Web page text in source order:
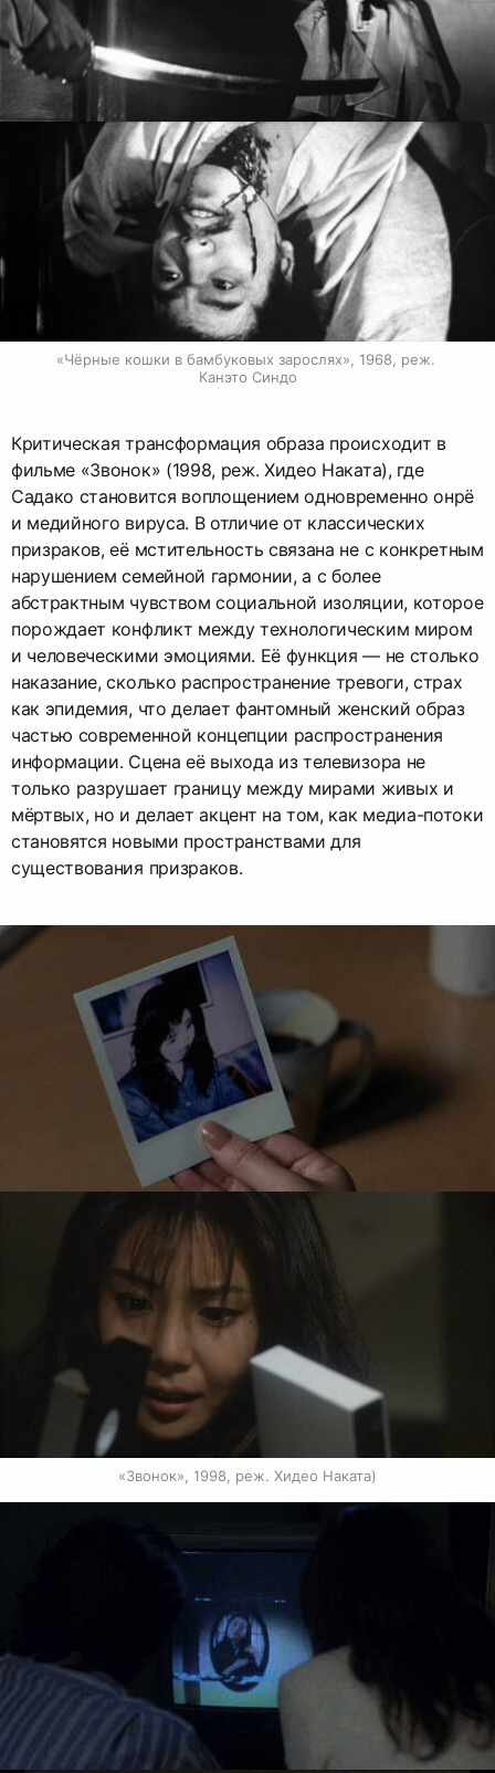
«Чёрные кошки в бамбуковых зарослях», 1968, реж.
Канэто Синдо
Критическая трансформация образа происходит в
фильме «Звонок» (1998, реж. Хидео Наката), где
Садако становится воплощением одновременно онрё
и медийного вируса. В отличие от классических
призраков, её мстительность связана не с конкретным
нарушением семейной гармонии, а с более
абстрактным чувством социальной изоляции, которое
порождает конфликт между технологическим миром
и человеческими эмоциями. Её функция — не столько
наказание, сколько распространение тревоги, страх
как эпидемия, что делает фантомный женский образ
частью современной концепции распространения
информации. Сцена её выхода из телевизора не
только разрушает границу между мирами живых и
мёртвых, но и делает акцент на том, как медиа-потоки
становятся новыми пространствами для
существования призраков.
«Звонок», 1998, реж. Хидео Наката)